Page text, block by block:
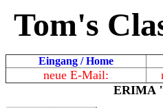
Tom's
Eingang / Home
neue E-Mail:
ERIMA